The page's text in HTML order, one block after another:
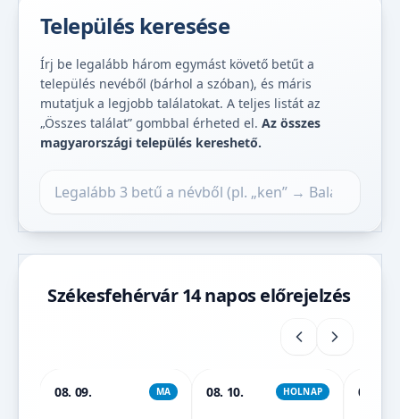
Település keresése
Írj be legalább három egymást követő betűt a
település nevéből (bárhol a szóban), és máris
mutatjuk a legjobb találatokat. A teljes listát az
„Összes találat” gombbal érheted el. Az összes
magyarországi település kereshető.
Székesfehérvár 14 napos előrejelzés
08. 09. MA 08. 10. HOLNAP 08. 11.